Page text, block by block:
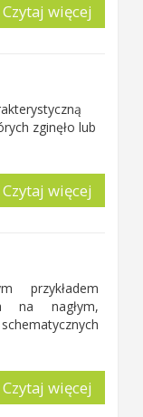
Czytaj więcej
zginęło lub
Czytaj więcej
przykładem
na nagłym,
Czytaj więcej